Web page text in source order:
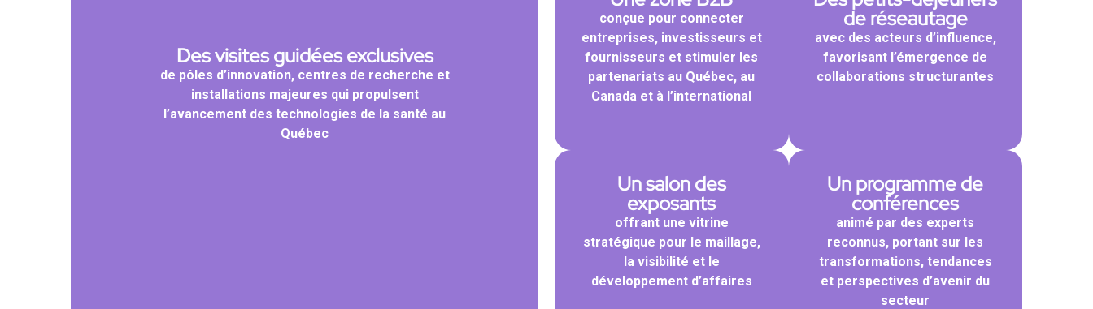
Des visites guidées exclusives
de pôles d’innovation, centres de recherche et
installations majeures qui propulsent
l’avancement des technologies de la santé au
Québec
conçue pour connecter
entreprises, investisseurs et
fournisseurs et stimuler les
partenariats au Québec, au
Canada et à l’international
de réseautage
avec des acteurs d’influence,
favorisant l’émergence de
collaborations structurantes
Un salon des
exposants
offrant une vitrine
stratégique pour le maillage,
la visibilité et le
développement d’affaires
Un programme de
conférences
animé par des experts
reconnus, portant sur les
transformations, tendances
et perspectives d’avenir du
secteur